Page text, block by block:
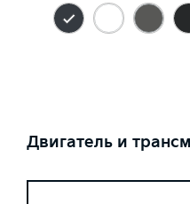
Двигатель и